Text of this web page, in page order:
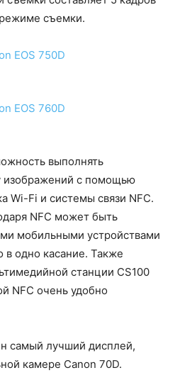
съемки.
выполнять
изображений с помощью
Wi-Fi и системы связи NFC.
NFC может быть
мобильными устройствами
в одно касание. Также
станции CS100
NFC очень удобно
самый лучший дисплей,
камере Canon 70D.